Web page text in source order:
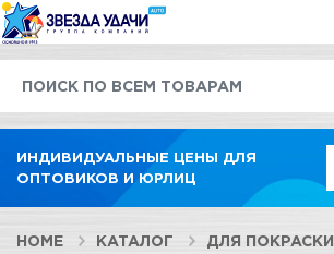
ИНДИВИДУАЛЬНЫЕ ЦЕНЫ ДЛЯ
ОПТОВИКОВ И ЮРЛИЦ
HOME КАТАЛОГ
ДЛЯ ПОКРАСКИ